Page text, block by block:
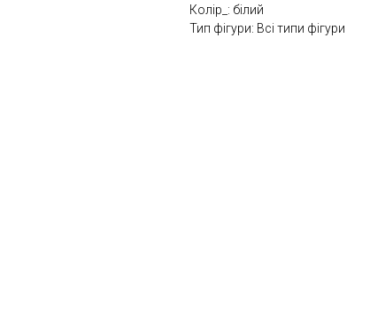
Колір_: білий
Тип фігури: Всі типи фігури